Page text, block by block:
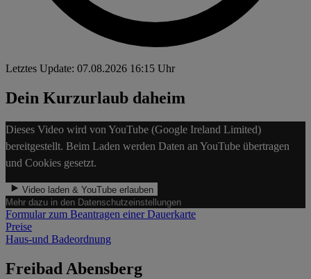
Letztes Update: 07.08.2026 16:15 Uhr
Dein Kurzurlaub daheim
Dieses Video wird von YouTube (Google Ireland Limited)
bereitgestellt. Beim Laden werden Daten an YouTube übertragen
und Cookies gesetzt.
Video laden & YouTube erlauben
Mehr dazu in den Datenschutzeinstellungen
Formular zum Beantragen einer Dauerkarte
Preise
Haus-und Badeordnung
Freibad Abensberg